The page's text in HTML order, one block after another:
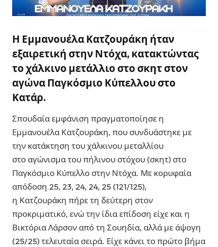
Η Εμμανουέλα Κατζουράκη ήταν
εξαιρετική στην Ντόχα, κατακτώντας
το χάλκινο μετάλλιο στο σκητ στον
αγώνα Παγκόσμιο Κύπελλου στο
Κατάρ.
Σπουδαία εμφάνιση πραγματοποίησε η
Εμμανουέλα Κατζουράκη, που συνδυάστηκε με
την κατάκτηση του χάλκινου μεταλλίου
στο αγώνισμα του πήλινου στόχου (σκητ) στο
Παγκόσμιο Κύπελλο στην Ντόχα. Με κορυφαία
απόδοση 25, 23, 24, 24, 25 (121/125),
η Κατζουράκη πήρε τη δεύτερη στον
προκριματικό, ενώ την ίδια επίδοση είχε και η
Βικτόρια Λάρσον από τη Σουηδία, αλλά με άψογη
(25/25) τελευταία σειρά. Είχε κάνει το πρώτο βήμα